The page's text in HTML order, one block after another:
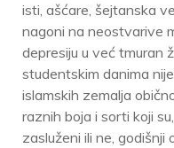
isti, ašćare, šejtanska
nagoni na neostvarive
depresiju u već tmuran
studentskim danima
islamskih zemalja
raznih boja i sorti koji
zasluženi ili ne, godišnji